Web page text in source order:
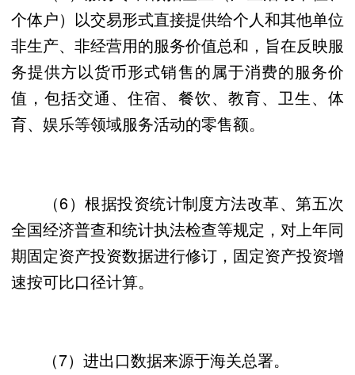
个体户）以交易形式直接提供给个人和其他单位
非生产、非经营用的服务价值总和，旨在反映服
务提供方以货币形式销售的属于消费的服务价
值，包括交通、住宿、餐饮、教育、卫生、体
育、娱乐等领域服务活动的零售额。
（6）根据投资统计制度方法改革、第五次
全国经济普查和统计执法检查等规定，对上年同
期固定资产投资数据进行修订，固定资产投资增
速按可比口径计算。
（7）进出口数据来源于海关总署。